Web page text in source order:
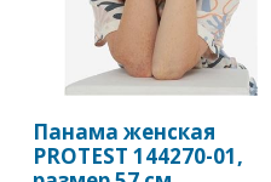
Панама женская
PROTEST 144270-01,